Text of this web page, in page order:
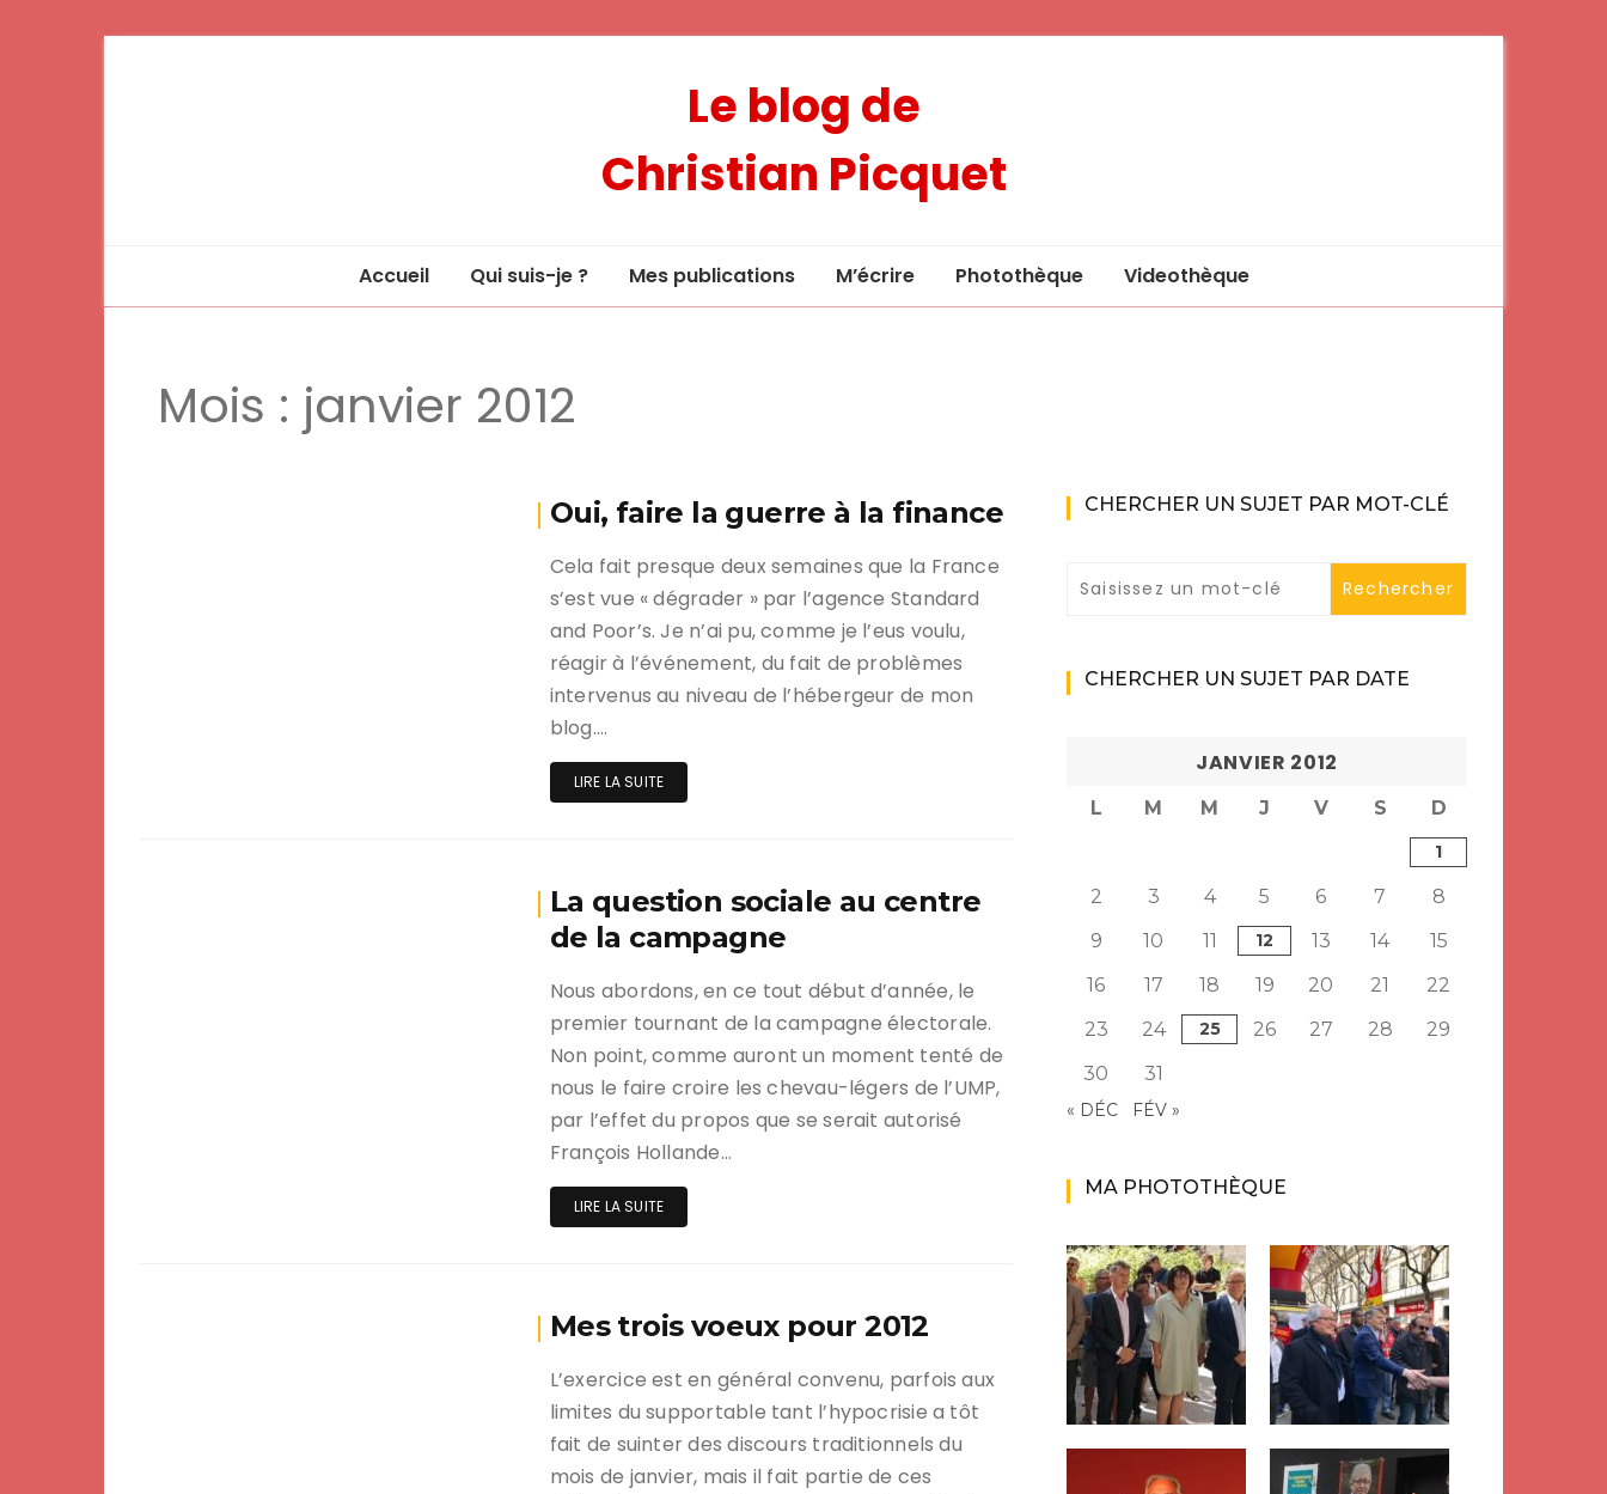
Le blog de
Christian Picquet
Accueil Qui suis-je ? Mes publications M’écrire Photothèque Videothèque
Mois : janvier 2012
Oui, faire la guerre à la finance
Cela fait presque deux semaines que la France
s’est vue « dégrader » par l’agence Standard
and Poor’s. Je n’ai pu, comme je l’eus voulu,
réagir à l’événement, du fait de problèmes
intervenus au niveau de l’hébergeur de mon
blog….
LIRE LA SUITE
La question sociale au centre
de la campagne
Nous abordons, en ce tout début d’année, le
premier tournant de la campagne électorale.
Non point, comme auront un moment tenté de
nous le faire croire les chevau-légers de l’UMP,
par l’effet du propos que se serait autorisé
François Hollande…
LIRE LA SUITE
Mes trois voeux pour 2012
L’exercice est en général convenu, parfois aux
limites du supportable tant l’hypocrisie a tôt
fait de suinter des discours traditionnels du
mois de janvier, mais il fait partie de ces
CHERCHER UN SUJET PAR MOT-CLÉ
CHERCHER UN SUJET PAR DATE
JANVIER 2012
L M M J V S D
1
2 3 4 5 6 7
8
9
10 11 12 13 14
15
16
17 18 19 20 21
22
23
24 25 26 27 28
29
30
31
« DÉC FÉV »
MA PHOTOTHÈQUE